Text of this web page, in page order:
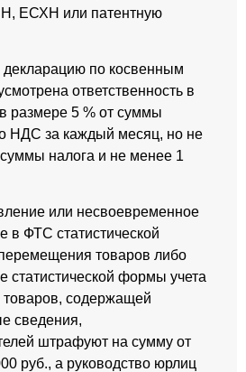
ЕСХН или патентную
по косвенным
ответственность в
размере 5 % от суммы
НДС за каждый месяц, но не
налога и не менее 1
или несвоевременное
в ФТС статистической
товаров либо
статистической формы учета
содержащей
сведения,
штрафуют на сумму от
руб., а руководство юрлиц